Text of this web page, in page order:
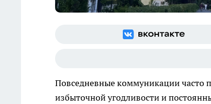
Повседневные коммуникации часто
избыточной угодливости и